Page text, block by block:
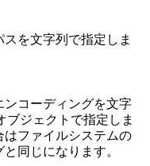
を文字列で指定しま
ンコーディングを文字
ブジェクトで指定しま
ファイルシステムの
同じになります。